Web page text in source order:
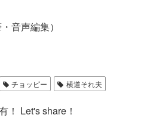
音声編集）
チョッピー 横道それ夫
！ Let's share！